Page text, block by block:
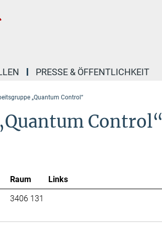
PRESSE & ÖFFENTLICHKEIT
„Quantum Control“
Control“
Raum
Links
3406 131